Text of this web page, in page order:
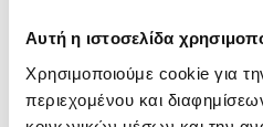
Αυτή η ιστοσελίδα
Χρησιμοποιούμε cookie για
περιεχομένου και